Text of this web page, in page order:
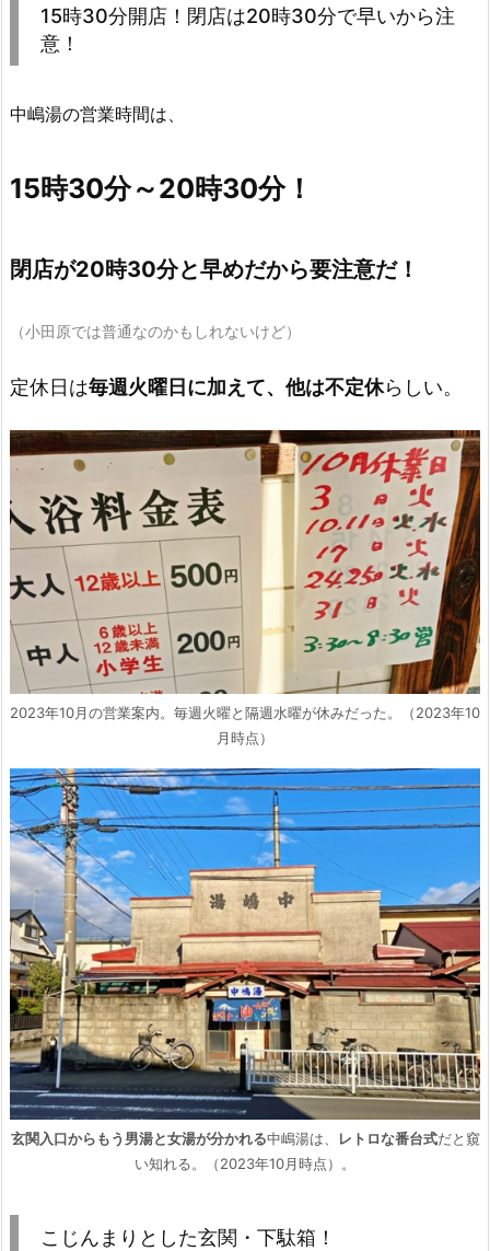
15時30分開店！閉店は20時30分で早いから注
意！
中嶋湯の営業時間は、
15時30分～20時30分！
閉店が20時30分と早めだから要注意だ！
（小田原では普通なのかもしれないけど）
定休日は毎週火曜日に加えて、他は不定休らしい。
2023年10月の営業案内。毎週火曜と隔週水曜が休みだった。（2023年10
月時点）
玄関入口からもう男湯と女湯が分かれる中嶋湯は、 レトロな番台式だと窺
い知れる。（2023年10月時点）。
こじんまりとした玄関・下駄箱！